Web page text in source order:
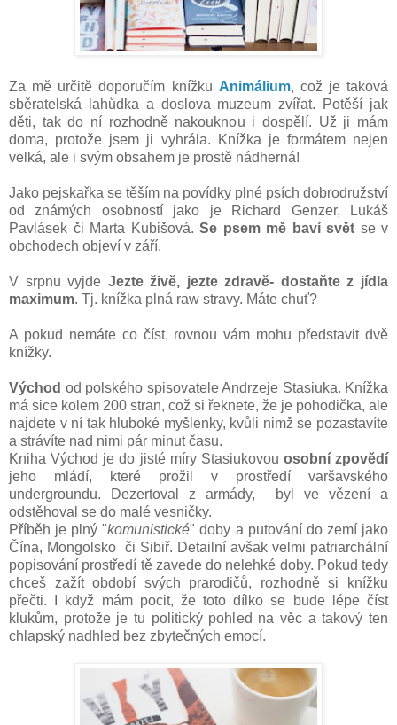
Za mě určitě doporučím knížku Animálium, což je taková
sběratelská lahůdka a doslova muzeum zvířat. Potěší jak
děti, tak do ní rozhodně nakouknou i dospělí. Už ji mám
doma, protože jsem ji vyhrála. Knížka je formátem nejen
velká, ale i svým obsahem je prostě nádherná!
Jako pejskařka se těším na povídky plné psích dobrodružství
od známých osobností jako je Richard Genzer, Lukáš
Pavlásek či Marta Kubišová. Se psem mě baví svět se v
obchodech objeví v září.
V srpnu vyjde Jezte živě, jezte zdravě- dostaňte z jídla
maximum. Tj. knížka plná raw stravy. Máte chuť?
A pokud nemáte co číst, rovnou vám mohu představit dvě
knížky.
Východ od polského spisovatele Andrzeje Stasiuka. Knížka
má sice kolem 200 stran, což si řeknete, že je pohodička, ale
najdete v ní tak hluboké myšlenky, kvůli nimž se pozastavíte
a strávíte nad nimi pár minut času.
Kniha Východ je do jisté míry Stasiukovou osobní zpovědí
jeho mládí, které prožil v prostředí varšavského
undergroundu. Dezertoval z armády, byl ve vězení a
odstěhoval se do malé vesničky.
Příběh je plný "komunistické" doby a putování do zemí jako
Čína, Mongolsko či Sibiř. Detailní avšak velmi patriarchální
popisování prostředí tě zavede do nelehké doby. Pokud tedy
chceš zažít období svých prarodičů, rozhodně si knížku
přečti. I když mám pocit, že toto dílko se bude lépe číst
klukům, protože je tu politický pohled na věc a takový ten
chlapský nadhled bez zbytečných emocí.